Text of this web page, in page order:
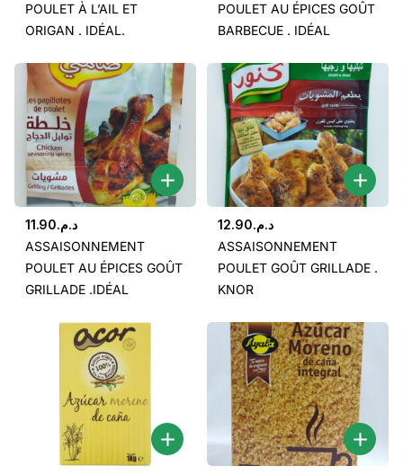
POULET À L’AIL ET
ORIGAN . IDÉAL.
POULET AU ÉPICES GOÛT
BARBECUE . IDÉAL
د.م.11.90
ASSAISONNEMENT
POULET AU ÉPICES GOÛT
GRILLADE .IDÉAL
د.م.12.90
ASSAISONNEMENT
POULET GOÛT GRILLADE .
KNOR